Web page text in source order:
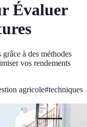
Évaluer
à des méthodes
vos rendements
agricole#techniques